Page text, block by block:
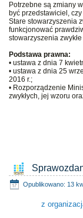
Potrzebne są zmiany
być przedstawiciel,
Stare stowarzyszenia
funkcjonować
stowarzyszenia
Podstawa prawna:
• ustawa z dnia 7
• ustawa z dnia 25
2016 r.;
• Rozporządzenie
zwykłych, jej wzoru
Opublikowano: 13
z